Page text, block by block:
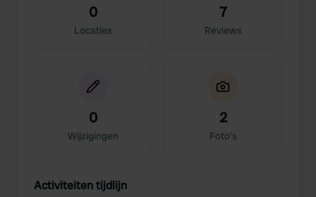
0
Locaties
7
Reviews
0
Wijzigingen
2
Foto's
Activiteiten tijdlijn